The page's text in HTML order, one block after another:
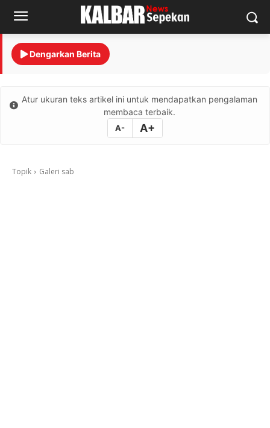
Dengarkan Berita
Atur ukuran teks artikel ini untuk mendapatkan pengalaman
membaca terbaik.
A- A+
Topik Galeri sab